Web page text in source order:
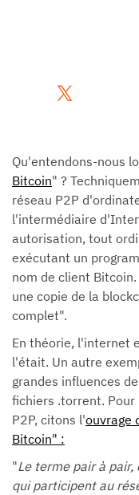
Qu'entendons-nous
Bitcoin" ?
réseau P2P
l'intermédiaire
autorisation, tout
exécutant un
nom de client
une copie de la
complet".
En théorie, l'internet
l'était. Un autre
grandes influences
fichiers .torrent.
P2P, citons l'ouvrage
Bitcoin" :
"Le terme pair à pair,
qui participent au